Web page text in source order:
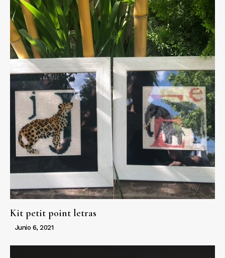
Kit petit point letras
Junio 6, 2021